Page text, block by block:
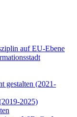
auf EU-Ebene
gestalten (2021-
2025)